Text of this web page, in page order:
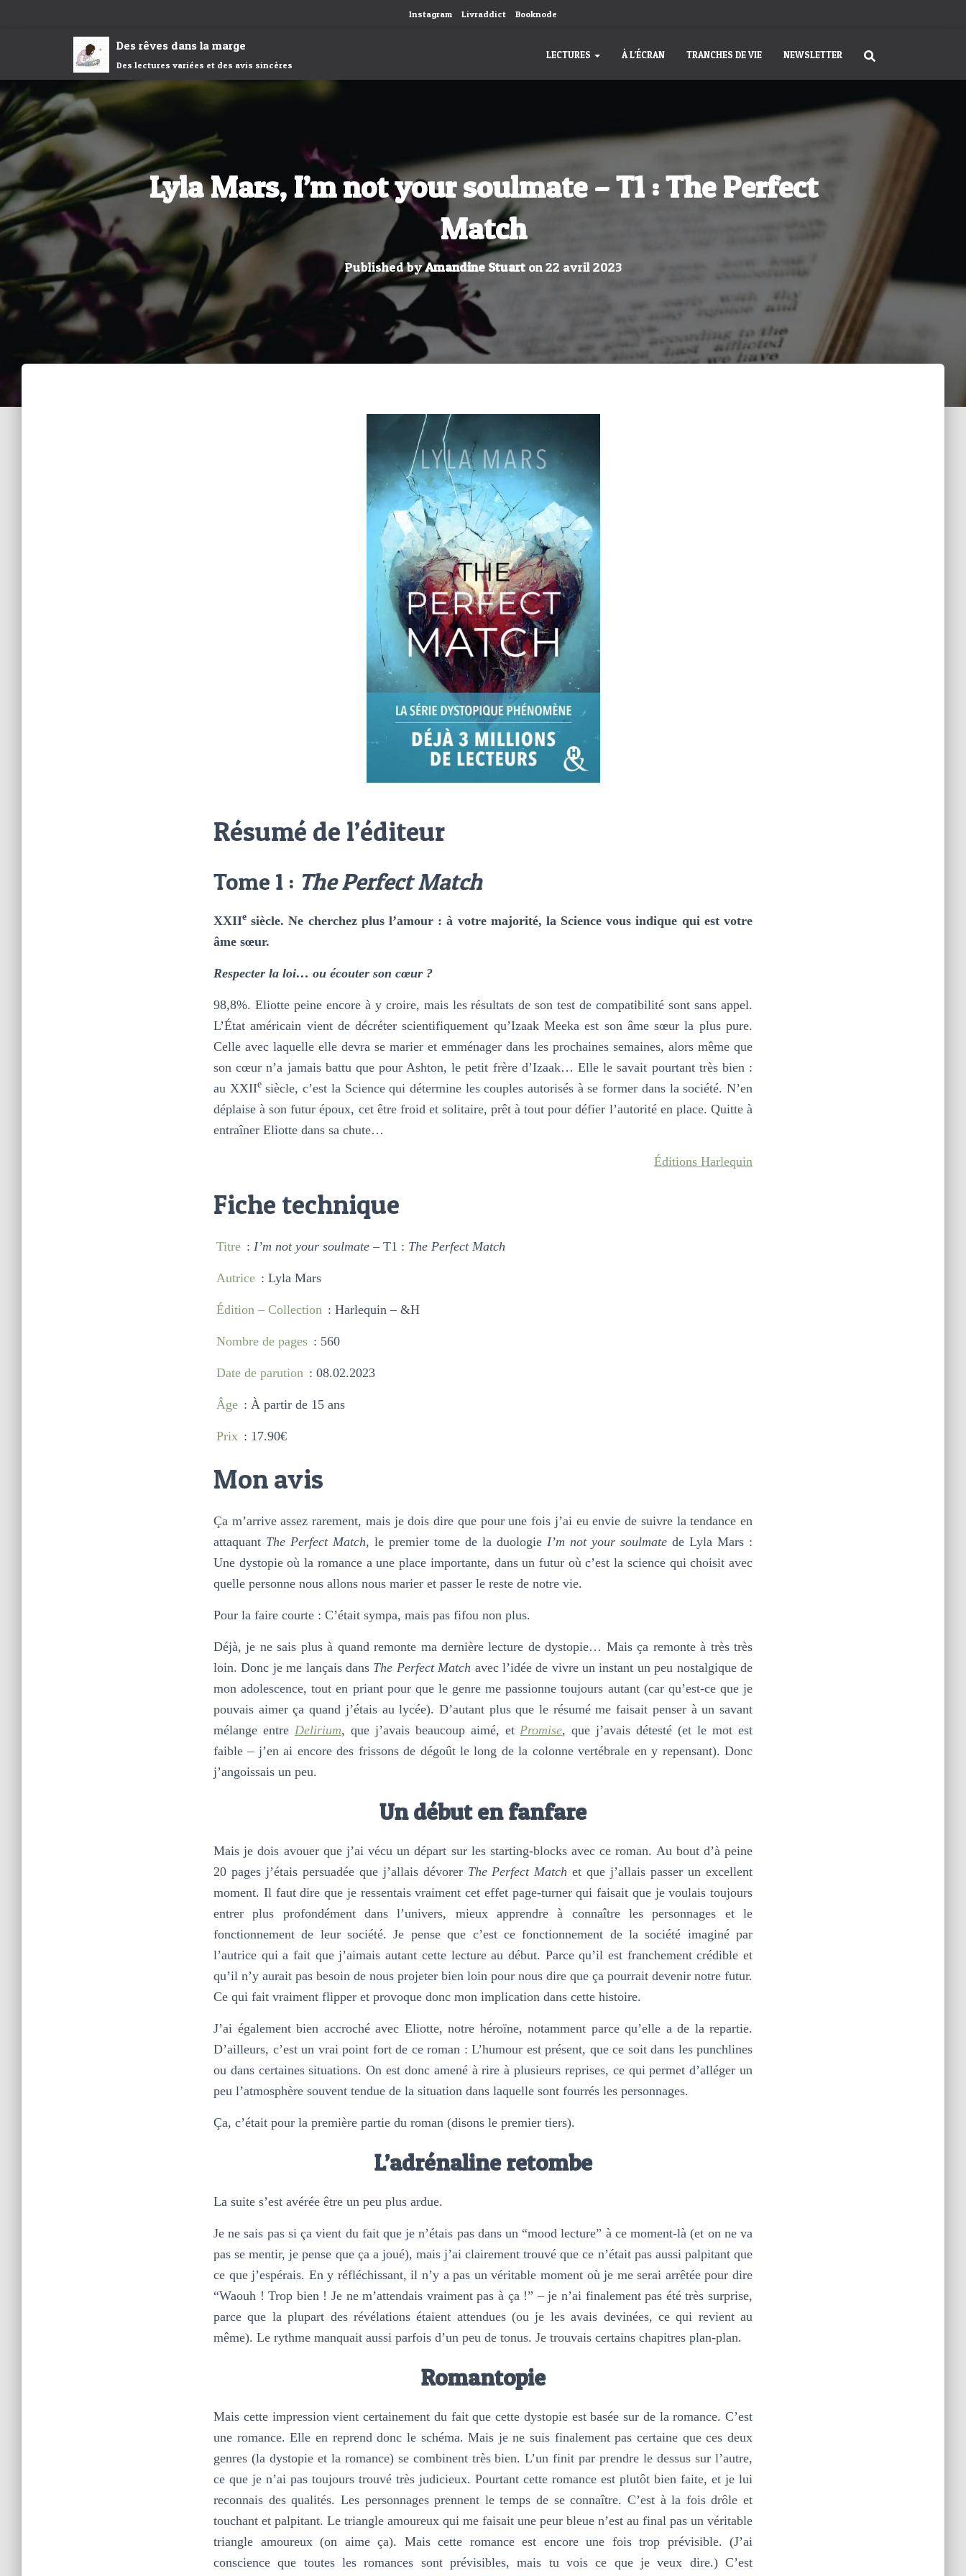
Instagram Livraddict Booknode
Des rêves dans la marge
Des lectures variées et des avis sincères
LECTURES À L’ÉCRAN TRANCHES DE VIE NEWSLETTER
Lyla Mars, I’m not your soulmate – T1 : The Perfect
Match
Published byAmandine Stuart on22 avril 2023
Résumé de l’éditeur
Tome 1 : The Perfect Match
XXIIe siècle. Ne cherchez plus l’amour : à votre majorité, la Science vous indique qui est votre
âme sœur.
Respecter la loi… ou écouter son cœur ?
98,8%. Eliotte peine encore à y croire, mais les résultats de son test de compatibilité sont sans appel.
L’État américain vient de décréter scientifiquement qu’Izaak Meeka est son âme sœur la plus pure.
Celle avec laquelle elle devra se marier et emménager dans les prochaines semaines, alors même que
son cœur n’a jamais battu que pour Ashton, le petit frère d’Izaak… Elle le savait pourtant très bien :
au XXIIesiècle, c’est la Science qui détermine les couples autorisés à se former dans la société. N’en
déplaise à son futur époux, cet être froid et solitaire, prêt à tout pour défier l’autorité en place. Quitte à
entraîner Eliotte dans sa chute…
Éditions Harlequin
Fiche technique
Titre : I’m not your soulmate – T1 : The Perfect Match
Autrice : Lyla Mars
Édition – Collection : Harlequin – &H
Nombre de pages : 560
Date de parution : 08.02.2023
Âge : À partir de 15 ans
Prix : 17.90€
Mon avis
Ça m’arrive assez rarement, mais je dois dire que pour une fois j’ai eu envie de suivre la tendance en
attaquant The Perfect Match, le premier tome de la duologie I’m not your soulmate de Lyla Mars :
Une dystopie où la romance a une place importante, dans un futur où c’est la science qui choisit avec
quelle personne nous allons nous marier et passer le reste de notre vie.
Pour la faire courte : C’était sympa, mais pas fifou non plus.
Déjà, je ne sais plus à quand remonte ma dernière lecture de dystopie… Mais ça remonte à très très
loin. Donc je me lançais dans The Perfect Match avec l’idée de vivre un instant un peu nostalgique de
mon adolescence, tout en priant pour que le genre me passionne toujours autant (car qu’est-ce que je
pouvais aimer ça quand j’étais au lycée). D’autant plus que le résumé me faisait penser à un savant
mélange entre Delirium, que j’avais beaucoup aimé, et Promise, que j’avais détesté (et le mot est
faible – j’en ai encore des frissons de dégoût le long de la colonne vertébrale en y repensant). Donc
j’angoissais un peu.
Un début en fanfare
Mais je dois avouer que j’ai vécu un départ sur les starting-blocks avec ce roman. Au bout d’à peine
20 pages j’étais persuadée que j’allais dévorer The Perfect Match et que j’allais passer un excellent
moment. Il faut dire que je ressentais vraiment cet effet page-turner qui faisait que je voulais toujours
entrer plus profondément dans l’univers, mieux apprendre à connaître les personnages et le
fonctionnement de leur société. Je pense que c’est ce fonctionnement de la société imaginé par
l’autrice qui a fait que j’aimais autant cette lecture au début. Parce qu’il est franchement crédible et
qu’il n’y aurait pas besoin de nous projeter bien loin pour nous dire que ça pourrait devenir notre futur.
Ce qui fait vraiment flipper et provoque donc mon implication dans cette histoire.
J’ai également bien accroché avec Eliotte, notre héroïne, notamment parce qu’elle a de la repartie.
D’ailleurs, c’est un vrai point fort de ce roman : L’humour est présent, que ce soit dans les punchlines
ou dans certaines situations. On est donc amené à rire à plusieurs reprises, ce qui permet d’alléger un
peu l’atmosphère souvent tendue de la situation dans laquelle sont fourrés les personnages.
Ça, c’était pour la première partie du roman (disons le premier tiers).
L’adrénaline retombe
La suite s’est avérée être un peu plus ardue.
Je ne sais pas si ça vient du fait que je n’étais pas dans un “mood lecture” à ce moment-là (et on ne va
pas se mentir, je pense que ça a joué), mais j’ai clairement trouvé que ce n’était pas aussi palpitant que
ce que j’espérais. En y réfléchissant, il n’y a pas un véritable moment où je me serai arrêtée pour dire
“Waouh ! Trop bien ! Je ne m’attendais vraiment pas à ça !” – je n’ai finalement pas été très surprise,
parce que la plupart des révélations étaient attendues (ou je les avais devinées, ce qui revient au
même). Le rythme manquait aussi parfois d’un peu de tonus. Je trouvais certains chapitres plan-plan.
Romantopie
Mais cette impression vient certainement du fait que cette dystopie est basée sur de la romance. C’est
une romance. Elle en reprend donc le schéma. Mais je ne suis finalement pas certaine que ces deux
genres (la dystopie et la romance) se combinent très bien. L’un finit par prendre le dessus sur l’autre,
ce que je n’ai pas toujours trouvé très judicieux. Pourtant cette romance est plutôt bien faite, et je lui
reconnais des qualités. Les personnages prennent le temps de se connaître. C’est à la fois drôle et
touchant et palpitant. Le triangle amoureux qui me faisait une peur bleue n’est au final pas un véritable
triangle amoureux (on aime ça). Mais cette romance est encore une fois trop prévisible. (J’ai
conscience que toutes les romances sont prévisibles, mais tu vois ce que je veux dire.) C’est